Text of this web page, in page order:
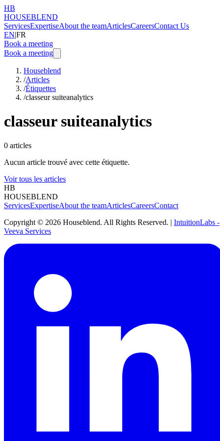
HB
HOUSEBLEND
ServicesExpertiseAbout the teamArticlesCareersContact Us
EN|FR
Book a meeting
Book a meeting
Houseblend
/Articles
/Étiquettes
/classeur suiteanalytics
classeur suiteanalytics
0 articles
Aucun article trouvé avec cette étiquette.
Voir tous les articles
HB
HOUSEBLEND
ServicesExpertiseAbout the teamArticlesCareersContact
Copyright © 2026 Houseblend. All Rights Reserved. | IntuitionLabs -
Veeva Services